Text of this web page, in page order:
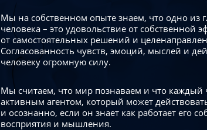
Мы на собственном опыте знаем, что одно из
человека – это удовольствие от собственной
от самостоятельных решений и
Согласованность чувств, эмоций, мыслей и
человеку огромную силу.
Мы считаем, что мир познаваем и что каждый
активным агентом, который может
и осознанно, если он знает как работает его
восприятия и мышления.